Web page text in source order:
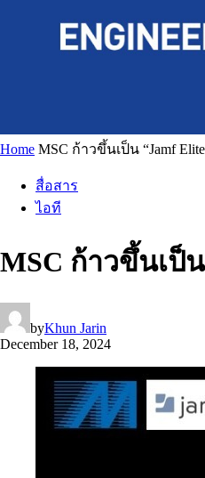
Home MSC ก้าวขึ้นเป็น “Jamf
สื่อสาร
ไอที
MSC ก้าวขึ้นเป็
byKhun Jarin
December 18, 2024